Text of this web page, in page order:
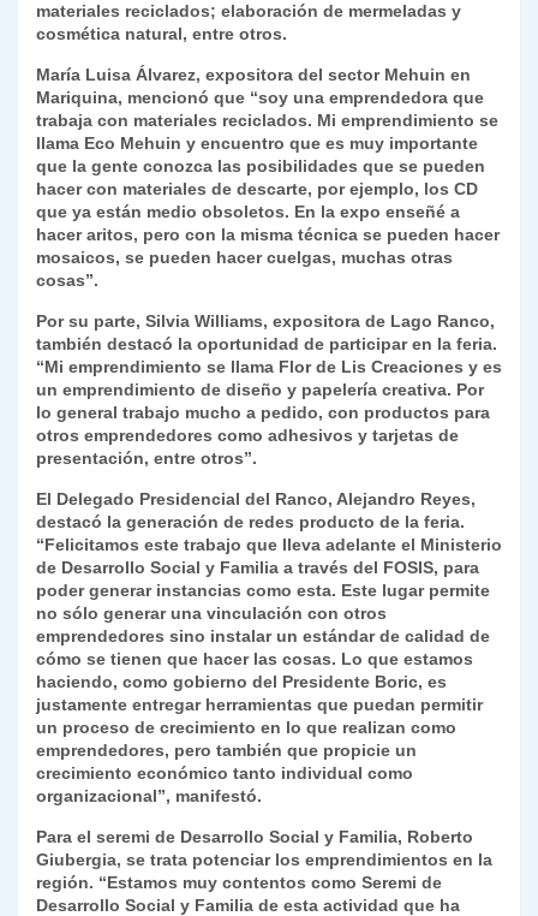
materiales reciclados; elaboración de mermeladas y
cosmética natural, entre otros.
María Luisa Álvarez, expositora del sector Mehuin en
Mariquina, mencionó que “soy una emprendedora que
trabaja con materiales reciclados. Mi emprendimiento se
llama Eco Mehuin y encuentro que es muy importante
que la gente conozca las posibilidades que se pueden
hacer con materiales de descarte, por ejemplo, los CD
que ya están medio obsoletos. En la expo enseñé a
hacer aritos, pero con la misma técnica se pueden hacer
mosaicos, se pueden hacer cuelgas, muchas otras
cosas”.
Por su parte, Silvia Williams, expositora de Lago Ranco,
también destacó la oportunidad de participar en la feria.
“Mi emprendimiento se llama Flor de Lis Creaciones y es
un emprendimiento de diseño y papelería creativa. Por
lo general trabajo mucho a pedido, con productos para
otros emprendedores como adhesivos y tarjetas de
presentación, entre otros”.
El Delegado Presidencial del Ranco, Alejandro Reyes,
destacó la generación de redes producto de la feria.
“Felicitamos este trabajo que lleva adelante el Ministerio
de Desarrollo Social y Familia a través del FOSIS, para
poder generar instancias como esta. Este lugar permite
no sólo generar una vinculación con otros
emprendedores sino instalar un estándar de calidad de
cómo se tienen que hacer las cosas. Lo que estamos
haciendo, como gobierno del Presidente Boric, es
justamente entregar herramientas que puedan permitir
un proceso de crecimiento en lo que realizan como
emprendedores, pero también que propicie un
crecimiento económico tanto individual como
organizacional”, manifestó.
Para el seremi de Desarrollo Social y Familia, Roberto
Giubergia, se trata potenciar los emprendimientos en la
región. “Estamos muy contentos como Seremi de
Desarrollo Social y Familia de esta actividad que ha